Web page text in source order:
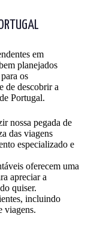
em
planejados
os
de descobrir a
Portugal.
nossa pegada de
das viagens
especializado e
oferecem uma
apreciar a
quiser.
incluindo
viagens.